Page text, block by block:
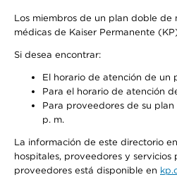
Los miembros de un plan doble de
médicas de Kaiser Permanente
Si desea encontrar:
El horario de atención de un
Para el horario de atención
Para proveedores de su
p. m.
La información de este directorio
hospitales, proveedores y
proveedores está disponible en